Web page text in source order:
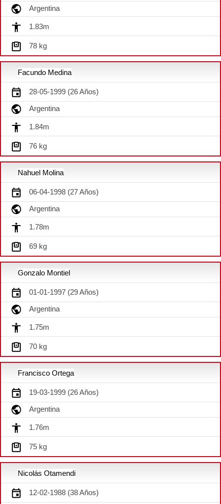
Argentina
1.83m
78 kg
Facundo Medina
28-05-1999 (26 Años)
Argentina
1.84m
76 kg
Nahuel Molina
06-04-1998 (27 Años)
Argentina
1.78m
69 kg
Gonzalo Montiel
01-01-1997 (29 Años)
Argentina
1.75m
70 kg
Francisco Ortega
19-03-1999 (26 Años)
Argentina
1.76m
75 kg
Nicolás Otamendi
12-02-1988 (38 Años)